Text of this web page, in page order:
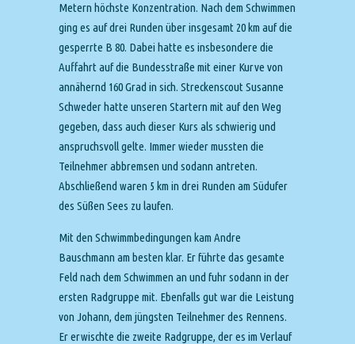
Metern höchste Konzentration. Nach dem Schwimmen
ging es auf drei Runden über insgesamt 20 km auf die
gesperrte B 80. Dabei hatte es insbesondere die
Auffahrt auf die Bundesstraße mit einer Kurve von
annähernd 160 Grad in sich. Streckenscout Susanne
Schweder hatte unseren Startern mit auf den Weg
gegeben, dass auch dieser Kurs als schwierig und
anspruchsvoll gelte. Immer wieder mussten die
Teilnehmer abbremsen und sodann antreten.
Abschließend waren 5 km in drei Runden am Südufer
des Süßen Sees zu laufen.
Mit den Schwimmbedingungen kam Andre
Bauschmann am besten klar. Er führte das gesamte
Feld nach dem Schwimmen an und fuhr sodann in der
ersten Radgruppe mit. Ebenfalls gut war die Leistung
von Johann, dem jüngsten Teilnehmer des Rennens.
Er erwischte die zweite Radgruppe, der es im Verlauf